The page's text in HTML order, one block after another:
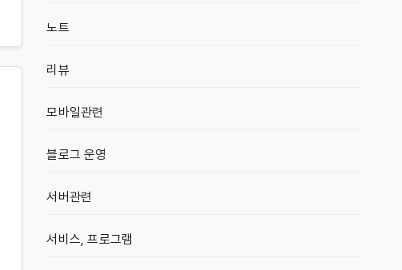
노트
리뷰
모바일관련
블로그 운영
서버관련
서비스, 프로그램